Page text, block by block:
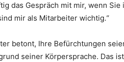
das Gespräch mit mir, wenn
mir als Mitarbeiter wichtig.“
betont, Ihre Befürchtungen
seiner Körpersprache. Das